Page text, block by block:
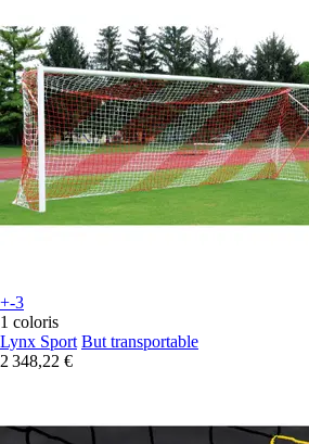
+-3
1 coloris
Lynx Sport But transportable
2 348,22 €